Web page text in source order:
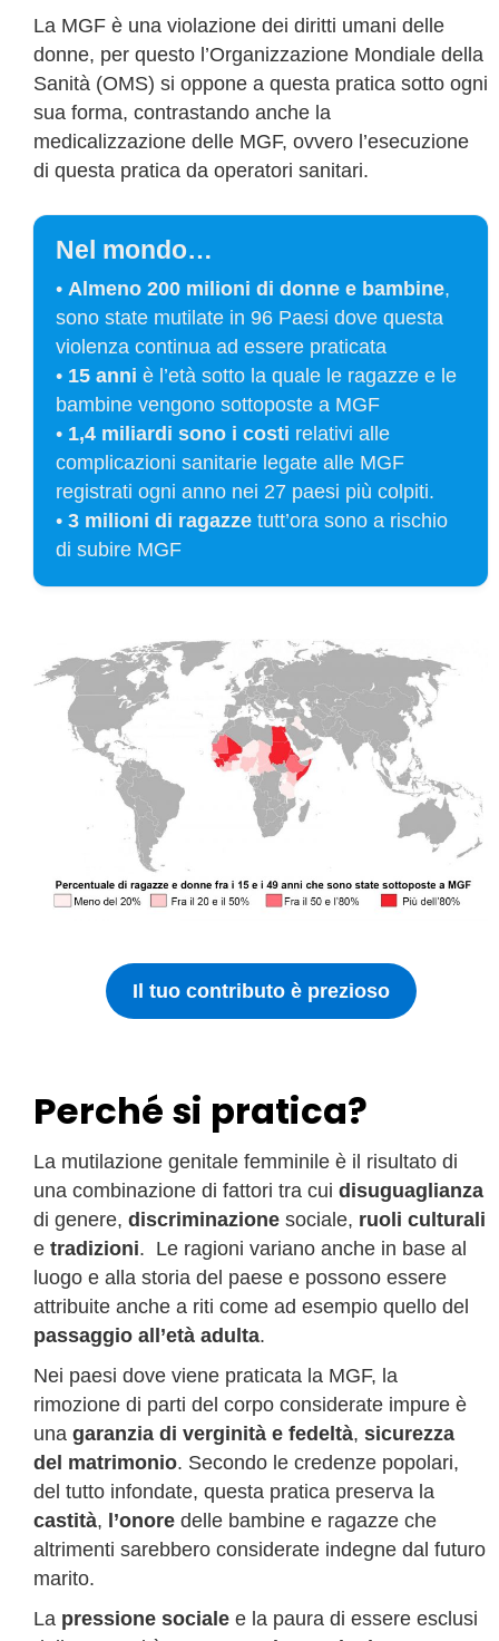
La MGF è una violazione dei diritti umani delle
donne, per questo l’Organizzazione Mondiale della
Sanità (OMS) si oppone a questa pratica sotto ogni
sua forma, contrastando anche la
medicalizzazione delle MGF, ovvero l’esecuzione
di questa pratica da operatori sanitari.
Nel mondo…
• Almeno 200 milioni di donne e bambine,
sono state mutilate in 96 Paesi dove questa
violenza continua ad essere praticata
• 15 anni è l’età sotto la quale le ragazze e le
bambine vengono sottoposte a MGF
• 1,4 miliardi sono i costi relativi alle
complicazioni sanitarie legate alle MGF
registrati ogni anno nei 27 paesi più colpiti.
• 3 milioni di ragazze tutt’ora sono a rischio
di subire MGF
Il tuo contributo è prezioso
Perché si pratica?
La mutilazione genitale femminile è il risultato di
una combinazione di fattori tra cui disuguaglianza
di genere, discriminazione sociale, ruoli culturali
e tradizioni. Le ragioni variano anche in base al
luogo e alla storia del paese e possono essere
attribuite anche a riti come ad esempio quello del
passaggio all’età adulta.
Nei paesi dove viene praticata la MGF, la
rimozione di parti del corpo considerate impure è
una garanzia di verginità e fedeltà, sicurezza
del matrimonio. Secondo le credenze popolari,
del tutto infondate, questa pratica preserva la
castità, l’onore delle bambine e ragazze che
altrimenti sarebbero considerate indegne dal futuro
marito.
La pressione sociale e la paura di essere esclusi